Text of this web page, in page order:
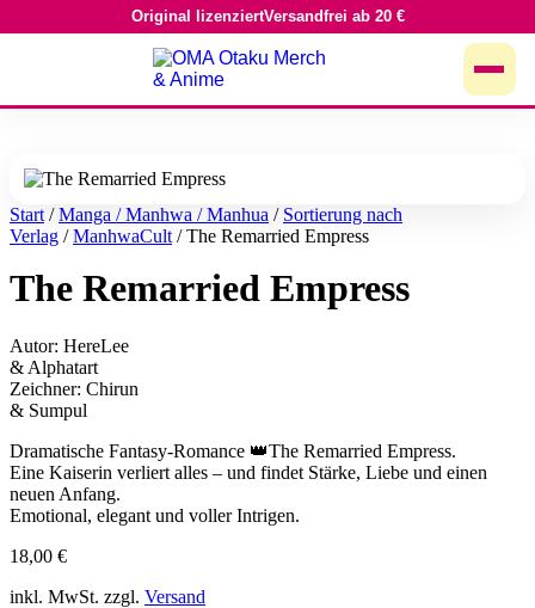
Inhalt
Original lizenziertVersandfrei ab 20 €
Start /Manga / Manhwa / Manhua / Sortierung nach
Verlag /ManhwaCult / The Remarried Empress
The Remarried Empress
Autor: HereLee
& Alphatart
Zeichner: Chirun
& Sumpul
Dramatische Fantasy-Romance 👑The Remarried Empress.
Eine Kaiserin verliert alles – und findet Stärke, Liebe und einen
neuen Anfang.
Emotional, elegant und voller Intrigen.
18,00 €
inkl. MwSt. zzgl. Versand